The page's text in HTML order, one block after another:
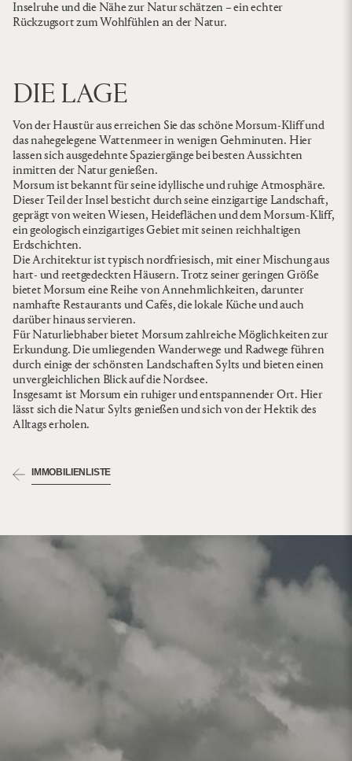
Inselruhe und die Nähe zur Natur schätzen – ein echter
Rückzugsort zum Wohlfühlen an der Natur.
DIE LAGE
Von der Haustür aus erreichen Sie das schöne Morsum-Kliff und
das nahegelegene Wattenmeer in wenigen Gehminuten. Hier
lassen sich ausgedehnte Spaziergänge bei besten Aussichten
inmitten der Natur genießen.
Morsum ist bekannt für seine idyllische und ruhige Atmosphäre.
Dieser Teil der Insel besticht durch seine einzigartige Landschaft,
geprägt von weiten Wiesen, Heideflächen und dem Morsum-Kliff,
ein geologisch einzigartiges Gebiet mit seinen reichhaltigen
Erdschichten.
Die Architektur ist typisch nordfriesisch, mit einer Mischung aus
hart- und reetgedeckten Häusern. Trotz seiner geringen Größe
bietet Morsum eine Reihe von Annehmlichkeiten, darunter
namhafte Restaurants und Cafés, die lokale Küche und auch
darüber hinaus servieren.
Für Naturliebhaber bietet Morsum zahlreiche Möglichkeiten zur
Erkundung. Die umliegenden Wanderwege und Radwege führen
durch einige der schönsten Landschaften Sylts und bieten einen
unvergleichlichen Blick auf die Nordsee.
Insgesamt ist Morsum ein ruhiger und entspannender Ort. Hier
lässt sich die Natur Sylts genießen und sich von der Hektik des
Alltags erholen.
IMMOBILIENLISTE